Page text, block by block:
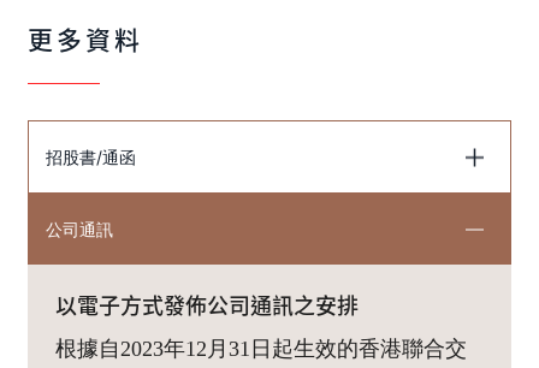
更多資料
招股書/通函
公司通訊
以電子方式發佈公司通訊之安排
根據自2023年12月31日起生效的香港聯合交